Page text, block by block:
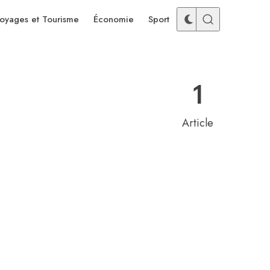
et Tourisme Économie Sport
1
Article